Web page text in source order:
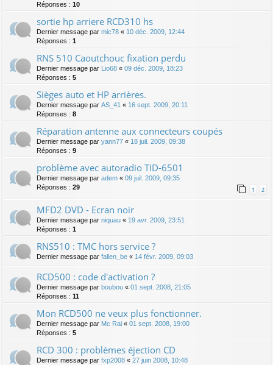
Réponses : 10
sortie hp arriere RCD310 hs
Dernier message par mic78 « 10 déc. 2009, 12:44
Réponses : 1
RNS 510 Caoutchouc fixation perdu
Dernier message par Lio68 « 09 déc. 2009, 18:23
Réponses : 5
Sièges auto et HP arrières.
Dernier message par AS_41 « 16 sept. 2009, 20:11
Réponses : 8
Réparation antenne aux connecteurs coupés
Dernier message par yann77 « 18 juil. 2009, 09:38
Réponses : 9
problème avec autoradio TID-6501
Dernier message par adem « 09 juil. 2009, 09:35
Réponses : 29 1 2
MFD2 DVD - Ecran noir
Dernier message par niquau « 19 avr. 2009, 23:51
Réponses : 1
RNS510 : TMC hors service ?
Dernier message par fallen_be « 14 févr. 2009, 09:03
RCD500 : code d'activation ?
Dernier message par boubou « 01 sept. 2008, 21:05
Réponses : 11
Mon RCD500 ne veux plus fonctionner.
Dernier message par Mc Rai « 01 sept. 2008, 19:00
Réponses : 5
RCD 300 : problèmes éjection CD
Dernier message par fxp2008 « 27 juin 2008, 10:48